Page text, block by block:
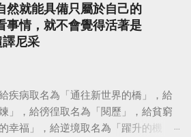
然就能具備只屬於自己的
事情，就不會覺得活著是
尼采
疾病取名為「通往新世界的橋」，給
」，給徬徨取名為「閱歷」，給貧窮
幸福」，給逆境取名為「躍升的機